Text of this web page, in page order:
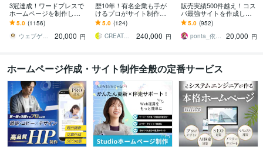
3冠達成！ワードプレスで
ホームページを制作しま
す WEB制作＆デザイン部
門1位（販売数・評価数・
お気に入り数）
5.0 (1156)
ウェブゲート
20,000 円
歴10年！有名企業も手が
けるプロがサイト制作し
ます 初心者でも安心★ヒ
アリング重視・要望に沿
って柔軟に対応可能
5.0 (124)
CREATORSZERO
240,000 円
販売実績500件越え！コス
パ最強サイトを作成しま
す 起業、副業、ブログ！
WPで更新楽々！オリジナ
ルデザイン可能
5.0 (952)
ponta_依頼多数のため返信遅れます
20,000 円
ホームページ作成・サイト制作全般の定番サービス